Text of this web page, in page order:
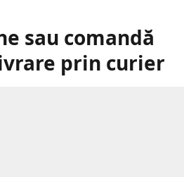
sau comandă
prin curier